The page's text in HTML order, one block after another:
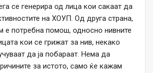
се генерира од лица кои сакаат да
на ХОУП. Од друга страна,
е потребна помош, односно нивните
кои се грижат за нив, некако
да ја побараат. Нема да
за истото, само ќе кажам